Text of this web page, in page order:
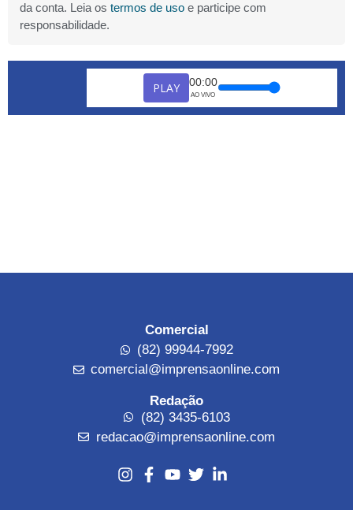
da conta. Leia os termos de uso e participe com
responsabilidade.
PLAY 00:00
AO VIVO
Comercial
(82) 99944-7992
comercial@imprensaonline.com
Redação
(82) 3435-6103
redacao@imprensaonline.com